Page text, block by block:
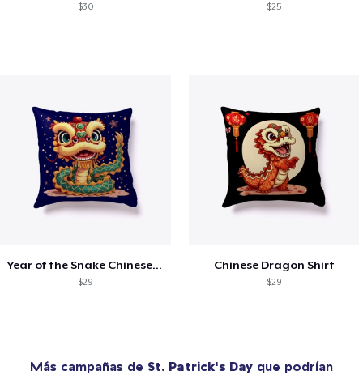
$30 $25
Year of the Snake Chinese New Year
$29
Chinese Dragon Shirt
$29
Más campañas de St. Patrick's Day que podrían